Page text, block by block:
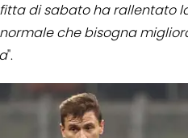
di sabato ha rallentato
che bisogna
".